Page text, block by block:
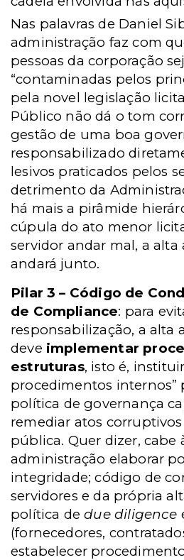
Nas palavras de Daniel
administração faz com
pessoas da corporação
“contaminadas pelos
pela novel legislação
Público não dá o tom
gestão de uma boa
responsabilizado
lesivos praticados pelos
detrimento da
há mais a pirâmide
cúpula do ato menor
servidor andar mal, a alta
andará junto.
Pilar 3 – Código de
de Compliance: para
responsabilização, a alta
deve implementar
estruturas, isto é,
procedimentos internos”
política de governança
remediar atos
pública. Quer dizer, cabe
administração elaborar
integridade; código de
servidores e da própria
política dedue diligence
(fornecedores,
estabelecer